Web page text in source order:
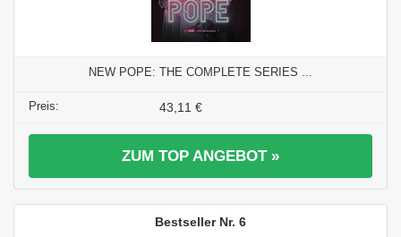
NEW POPE: THE COMPLETE SERIES ...
43,11 €
ZUM TOP ANGEBOT »
6